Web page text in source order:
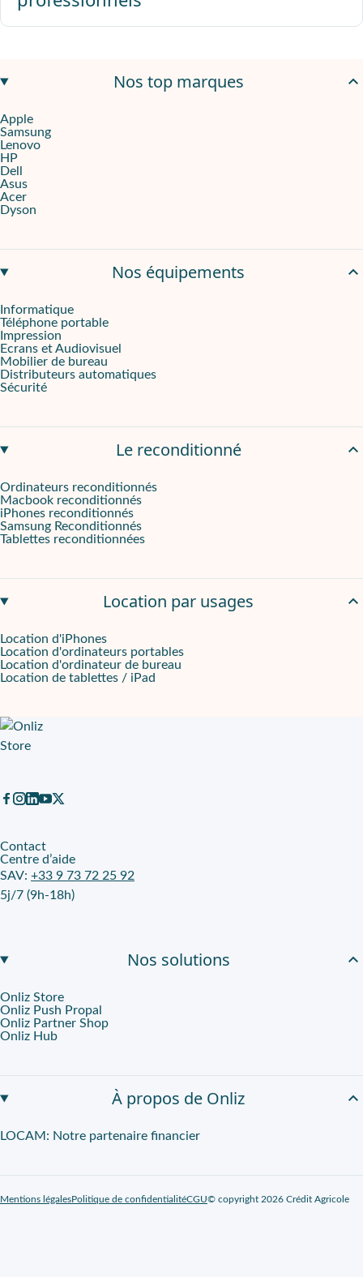
Nos top marques
Apple
Samsung
Lenovo
HP
Dell
Asus
Acer
Dyson
Nos équipements
Informatique
Téléphone portable
Impression
Ecrans et Audiovisuel
Mobilier de bureau
Distributeurs automatiques
Sécurité
Le reconditionné
Ordinateurs reconditionnés
Macbook reconditionnés
iPhones reconditionnés
Samsung Reconditionnés
Tablettes reconditionnées
Location par usages
Location d'iPhones
Location d'ordinateurs portables
Location d'ordinateur de bureau
Location de tablettes / iPad
Contact
Centre d’aide
SAV: +33 9 73 72 25 92
5j/7 (9h-18h)
Nos solutions
Onliz Store
Onliz Push Propal
Onliz Partner Shop
Onliz Hub
À propos de Onliz
LOCAM: Notre partenaire financier
Mentions légalesPolitique de confidentialitéCGU© copyright 2026 Crédit Agricole